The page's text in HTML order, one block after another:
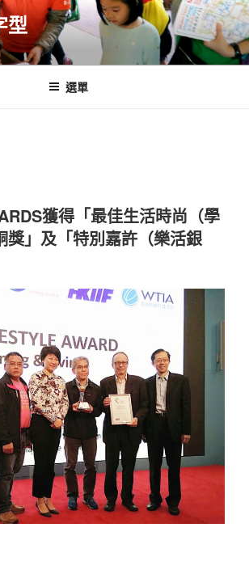
型
選單
獲得「最佳生活時尚（學
獎」及「特別嘉許（樂活銀